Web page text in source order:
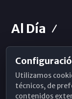
Al Día
Horarios de
Hemeroteca
Utilizamos
técnicos, de
contenidos